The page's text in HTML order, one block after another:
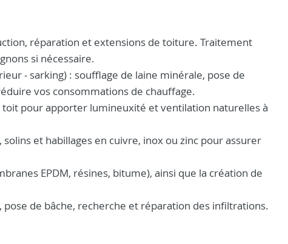
réparation et extensions de toiture. Traitement
si nécessaire.
- sarking) : soufflage de laine minérale, pose de
vos consommations de chauffage.
pour apporter lumineuxité et ventilation naturelles à
et habillages en cuivre, inox ou zinc pour assurer
EPDM, résines, bitume), ainsi que la création de
pose de bâche, recherche et réparation des infiltrations.